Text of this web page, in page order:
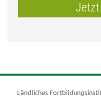
Ländliches